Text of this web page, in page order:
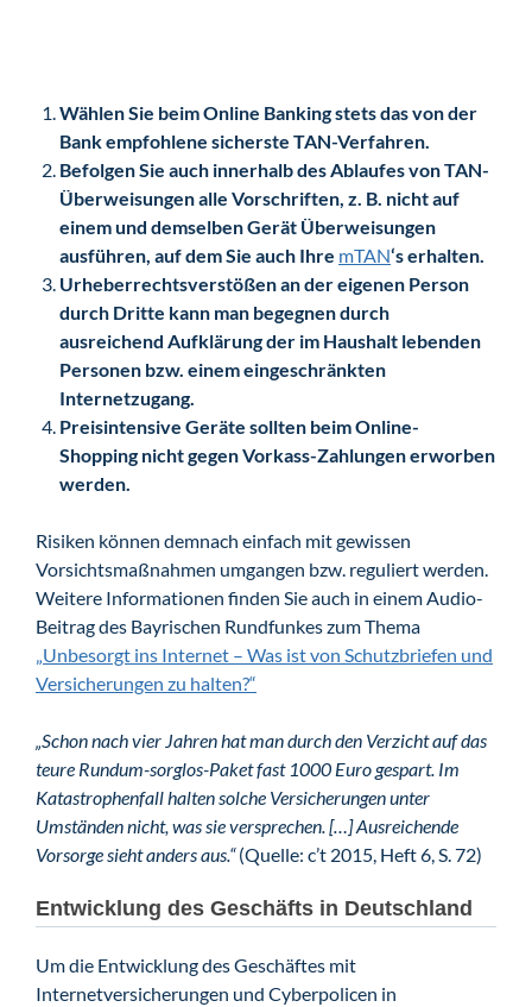
Wählen Sie beim Online Banking stets das von der
Bank empfohlene sicherste TAN-Verfahren.
Befolgen Sie auch innerhalb des Ablaufes von TAN-
Überweisungen alle Vorschriften, z. B. nicht auf
einem und demselben Gerät Überweisungen
ausführen, auf dem Sie auch Ihre mTAN‘s erhalten.
Urheberrechtsverstößen an der eigenen Person
durch Dritte kann man begegnen durch
ausreichend Aufklärung der im Haushalt lebenden
Personen bzw. einem eingeschränkten
Internetzugang.
Preisintensive Geräte sollten beim Online-
Shopping nicht gegen Vorkass-Zahlungen erworben
werden.
Risiken können demnach einfach mit gewissen
Vorsichtsmaßnahmen umgangen bzw. reguliert werden.
Weitere Informationen finden Sie auch in einem Audio-
Beitrag des Bayrischen Rundfunkes zum Thema
„Unbesorgt ins Internet – Was ist von Schutzbriefen und
Versicherungen zu halten?“
„Schon nach vier Jahren hat man durch den Verzicht auf das
teure Rundum-sorglos-Paket fast 1000 Euro gespart. Im
Katastrophenfall halten solche Versicherungen unter
Umständen nicht, was sie versprechen. […] Ausreichende
Vorsorge sieht anders aus.“(Quelle: c’t 2015, Heft 6, S. 72)
Entwicklung des Geschäfts in Deutschland
Um die Entwicklung des Geschäftes mit
Internetversicherungen und Cyberpolicen in